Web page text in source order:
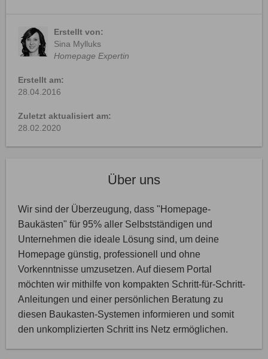
Erstellt von:
Sina Mylluks
Homepage Expertin
Erstellt am:
28.04.2016
Zuletzt aktualisiert am:
28.02.2020
Über uns
Wir sind der Überzeugung, dass "Homepage-
Baukästen" für 95% aller Selbstständigen und
Unternehmen die ideale Lösung sind, um deine
Homepage günstig, professionell und ohne
Vorkenntnisse umzusetzen. Auf diesem Portal
möchten wir mithilfe von kompakten Schritt-für-Schritt-
Anleitungen und einer persönlichen Beratung zu
diesen Baukasten-Systemen informieren und somit
den unkomplizierten Schritt ins Netz ermöglichen.